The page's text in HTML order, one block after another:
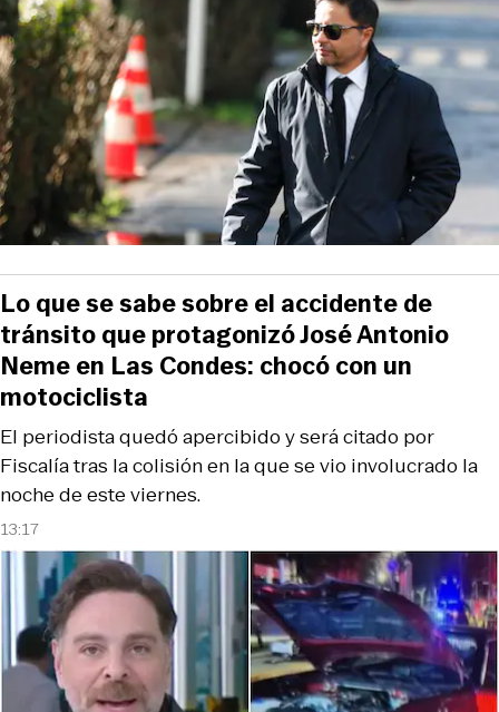
13:17
El periodista quedó apercibido y será citado por
Fiscalía tras la colisión en la que se vio involucrado la
noche de este viernes.
Lo que se sabe sobre el accidente de
tránsito que protagonizó José Antonio
Neme en Las Condes: chocó con un
motociclista